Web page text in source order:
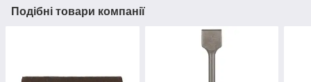
Подібні товари компанії